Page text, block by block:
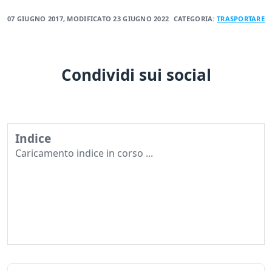
07 GIUGNO 2017, MODIFICATO23 GIUGNO 2022 CATEGORIA: TRASPORTARE
Condividi sui social
Indice
Caricamento indice in corso ...